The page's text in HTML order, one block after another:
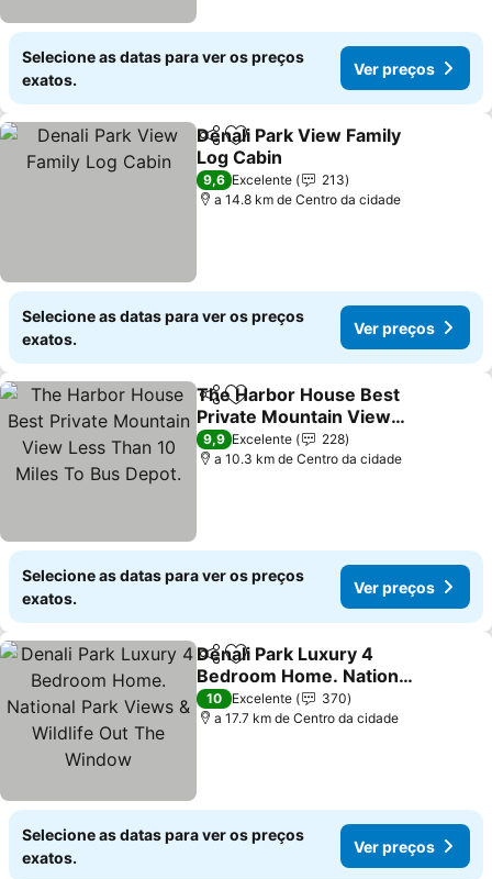
Selecione as datas para ver os preços
exatos.
Ver preços
PartilharAdicionar aos favoritos
Denali Park View Family
Log Cabin
Ver preços
9,6 Excelente
213
a 14.8 km de Centro da cidade
Selecione as datas para ver os preços
exatos.
Ver preços
PartilharAdicionar aos favoritos
The Harbor House Best
Private Mountain View
Less Than 10 Miles To
Bus Depot.
Ver preços
9,9 Excelente
228
a 10.3 km de Centro da cidade
Selecione as datas para ver os preços
exatos.
Ver preços
PartilharAdicionar aos favoritos
Denali Park Luxury 4
Bedroom Home. National
Park Views & Wildlife Out
The Window
Ver preços
10 Excelente
370
a 17.7 km de Centro da cidade
Selecione as datas para ver os preços
exatos.
Ver preços